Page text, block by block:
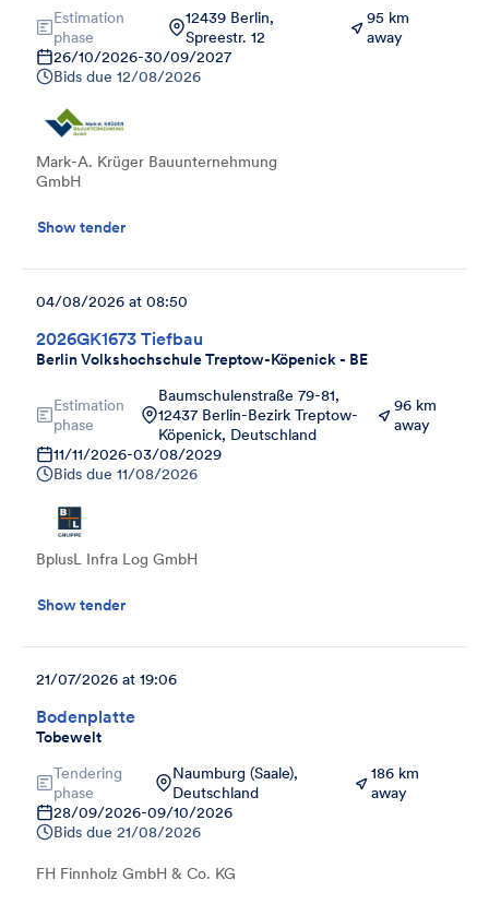
Estimation
phase
12439 Berlin,
Spreestr. 12
95 km
away
26/10/2026-30/09/2027
Bids due 12/08/2026
Mark-A. Krüger Bauunternehmung
GmbH
Show tender
2026GK1673 Tiefbau
Berlin Volkshochschule Treptow-Köpenick - BE
04/08/2026 at 08:50
Estimation
phase
Baumschulenstraße 79-81,
12437 Berlin-Bezirk Treptow-
Köpenick, Deutschland
96 km
away
11/11/2026-03/08/2029
Bids due 11/08/2026
BplusL Infra Log GmbH
Show tender
Bodenplatte
Tobewelt
21/07/2026 at 19:06
Tendering
phase
Naumburg (Saale),
Deutschland
186 km
away
28/09/2026-09/10/2026
Bids due 21/08/2026
FH Finnholz GmbH & Co. KG